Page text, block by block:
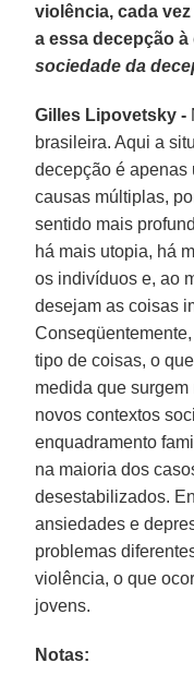
violência, cada
a essa decepção
sociedade da
Gilles Lipovetsky -
brasileira. Aqui a
decepção é apenas
causas múltiplas,
sentido mais
há mais utopia, há
os indivíduos e, ao
desejam as coisas
tipo de coisas, o
medida que
novos contextos
enquadramento
na maioria dos
desestabilizados.
ansiedades e
problemas
violência, o que
jovens.
Notas: